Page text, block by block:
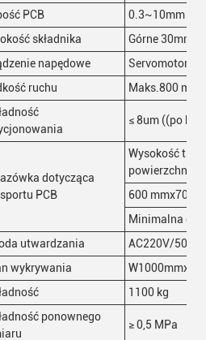
PCB
0.3~10mm
składnika
Górne 30mm,
napędowe
ruchu
Maks.800
≤ 8um ((po
dotycząca
PCB
Wysokość
powierzchni
600 mmx700
Minimalna
utwardzania
AC220V/
wykrywania
1100 kg
ponownego
≥ 0,5 MPa